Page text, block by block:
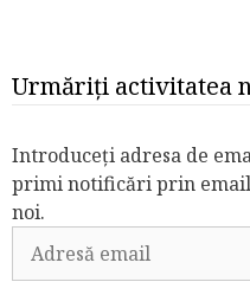
Urmăriți activitatea
Introduceți adresa de
primi notificări prin
noi.
Adresă
email